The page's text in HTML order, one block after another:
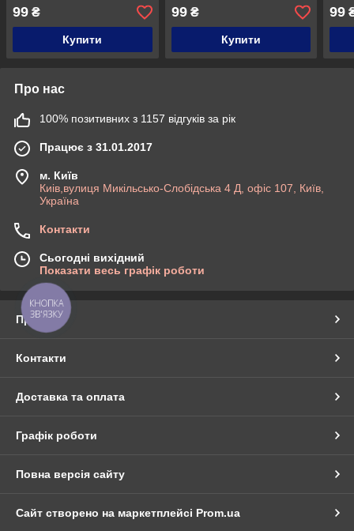
99 ₴
Купити
99₴
Купити
99
Про нас
100% позитивних з 1157 відгуків за рік
Працює з 31.01.2017
м. Київ
Киів,вулиця Микільсько-Слобідська 4 Д, офіс 107, Київ,
Україна
Контакти
Сьогодні вихідний
Показати весь графік роботи
Про нас
Контакти
Доставка та оплата
Графік роботи
Повна версія сайту
Сайт створено на маркетплейсі Prom.ua
КНОПКА
ЗВ'ЯЗКУ